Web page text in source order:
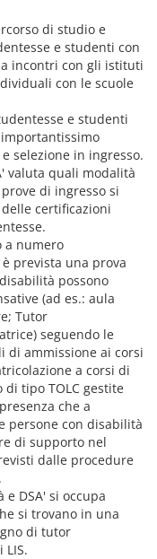
di studio e
e studenti con
incontri con gli istituti
con le scuole
e studenti
selezione in ingresso.
valuta quali modalità
di ingresso si
certificazioni
a numero
prevista una prova
possono
(ad es.: aula
Tutor
seguendo le
di ammissione ai corsi
a corsi di
tipo TOLC gestite
che a
persone con disabilità
di supporto nel
dalle procedure
DSA' si occupa
si trovano in una
di tutor